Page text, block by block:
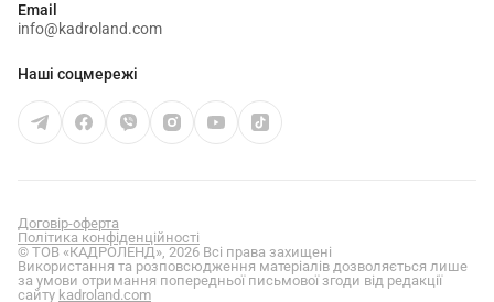
Email
info@kadroland.com
Наші соцмережі
Договір-оферта
Політика конфіденційності
© ТОВ «КАДРОЛЕНД», 2026 Всі права захищені
Використання та розповсюдження матеріалів дозволяється лише
за умови отримання попередньої письмової згоди від редакції
сайту kadroland.com